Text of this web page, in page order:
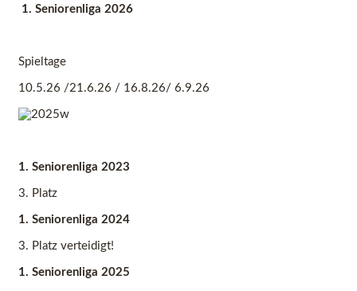
1. Seniorenliga 2026
Spieltage
10.5.26 /21.6.26 / 16.8.26/ 6.9.26
1. Seniorenliga 2023
3. Platz
1. Seniorenliga 2024
3. Platz verteidigt!
1. Seniorenliga 2025